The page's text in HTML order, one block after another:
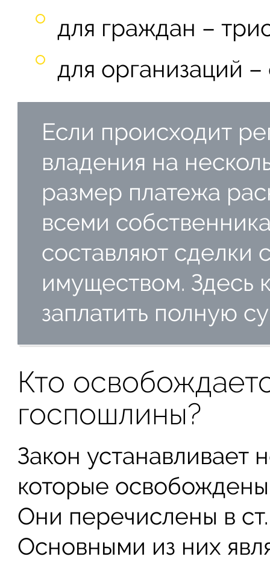
для граждан –
для организаций
Если происходит
владения на
размер платежа
всеми
составляют сделки
имуществом. Здесь
заплатить полную
Кто
госпошлины?
Закон устанавливает
которые
Они перечислены в
Основными из них